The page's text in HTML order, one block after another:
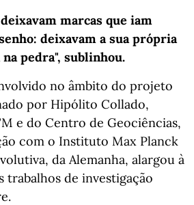
marcas que iam
deixavam a sua própria
pedra", sublinhou.
no âmbito do projeto
por Hipólito Collado,
e do Centro de Geociências,
com o Instituto Max Planck
da Alemanha, alargou à
trabalhos de investigação